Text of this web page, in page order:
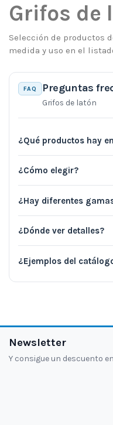
Grifos de
Selección de productos
medida y uso en el
FAQ Preguntas
Grifos de latón
¿Qué productos hay
¿Cómo elegir?
¿Hay diferentes
¿Dónde ver detalles?
¿Ejemplos del
Newsletter
Y consigue un descuento